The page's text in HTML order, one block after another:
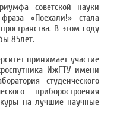
советской науки
«Поехали!» стала
В этом году
85лет.
принимает участие
ИжГТУ имени
студенческого
приборостроения
на лучшие научные